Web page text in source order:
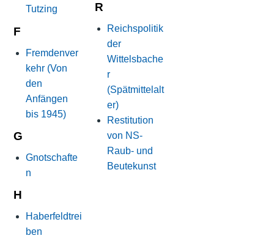
Tutzing
F
Fremdenver
kehr (Von
den
Anfängen
bis 1945)
G
Gnotschafte
n
H
Haberfeldtrei
ben
R
Reichspolitik
der
Wittelsbache
r
(Spätmittelalt
er)
Restitution
von NS-
Raub- und
Beutekunst